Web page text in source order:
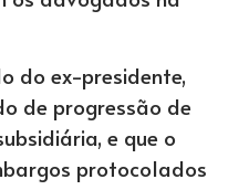
do ex-presidente,
de progressão de
e que o
protocolados